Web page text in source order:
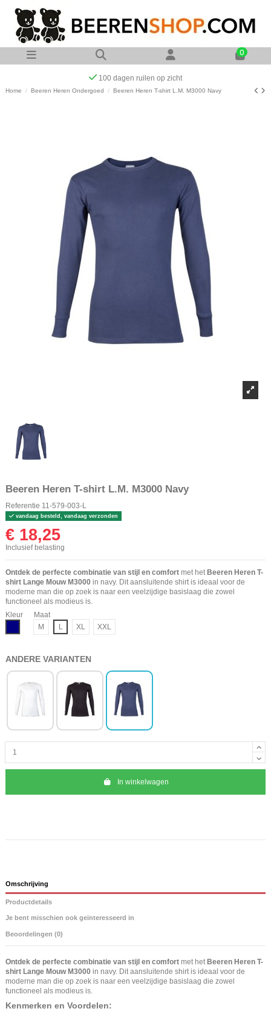
0
Op werkdagen voor 23:00 uur besteld zelfde dag verzonden
Home Beeren Heren Ondergoed Beeren Heren T-shirt L.M. M3000 Navy
Beeren Heren T-shirt L.M. M3000 Navy
Referentie 11-579-003-L
vandaag besteld, vandaag verzonden
€ 18,25
Inclusief belasting
Ontdek de perfecte combinatie van stijl en comfort met het Beeren Heren T-
shirt Lange Mouw M3000 in navy. Dit aansluitende shirt is ideaal voor de
moderne man die op zoek is naar een veelzijdige basislaag die zowel
functioneel als modieus is.
Kleur
Maat
M
L XL XXL
ANDERE VARIANTEN
In winkelwagen
Omschrijving
Productdetails
Je bent misschien ook geïnteresseerd in
Beoordelingen (0)
Ontdek de perfecte combinatie van stijl en comfort met het Beeren Heren T-
shirt Lange Mouw M3000 in navy. Dit aansluitende shirt is ideaal voor de
moderne man die op zoek is naar een veelzijdige basislaag die zowel
functioneel als modieus is.
Kenmerken en Voordelen: